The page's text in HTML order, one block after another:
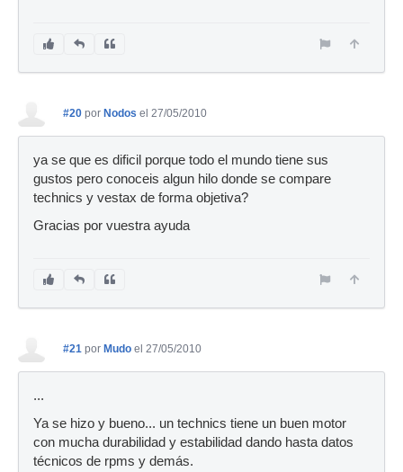
#20 por Nodos el 27/05/2010
ya se que es dificil porque todo el mundo tiene sus
gustos pero conoceis algun hilo donde se compare
technics y vestax de forma objetiva?
Gracias por vuestra ayuda
#21 por Mudo el 27/05/2010
...
Ya se hizo y bueno... un technics tiene un buen motor
con mucha durabilidad y estabilidad dando hasta datos
técnicos de rpms y demás.